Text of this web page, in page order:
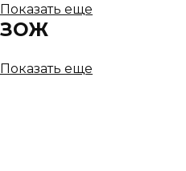
Показать еще
ЗОЖ
Показать еще